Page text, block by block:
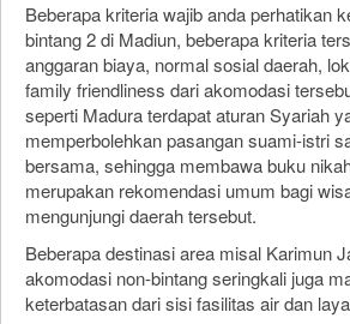
Beberapa kriteria wajib anda perhatikan
bintang 2 di Madiun, beberapa kriteria
anggaran biaya, normal sosial daerah,
family friendliness dari akomodasi
seperti Madura terdapat aturan Syariah
memperbolehkan pasangan suami-istri
bersama, sehingga membawa buku
merupakan rekomendasi umum bagi
mengunjungi daerah tersebut.
Beberapa destinasi area misal Karimun
akomodasi non-bintang seringkali juga
keterbatasan dari sisi fasilitas air dan